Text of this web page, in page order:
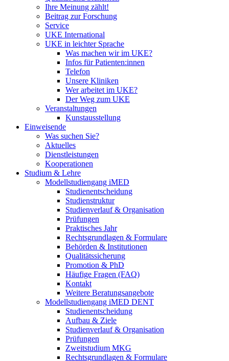
Ihre Meinung zählt!
Beitrag zur Forschung
Service
UKE International
UKE in leichter Sprache
Was machen wir im UKE?
Infos für Patienten:innen
Telefon
Unsere Kliniken
Wer arbeitet im UKE?
Der Weg zum UKE
Veranstaltungen
Kunstausstellung
Einweisende
Was suchen Sie?
Aktuelles
Dienstleistungen
Kooperationen
Studium & Lehre
Modellstudiengang iMED
Studienentscheidung
Studienstruktur
Studienverlauf & Organisation
Prüfungen
Praktisches Jahr
Rechtsgrundlagen & Formulare
Behörden & Institutionen
Qualitätssicherung
Promotion & PhD
Häufige Fragen (FAQ)
Kontakt
Weitere Beratungsangebote
Modellstudiengang iMED DENT
Studienentscheidung
Aufbau & Ziele
Studienverlauf & Organisation
Prüfungen
Zweitstudium MKG
Rechtsgrundlagen & Formulare